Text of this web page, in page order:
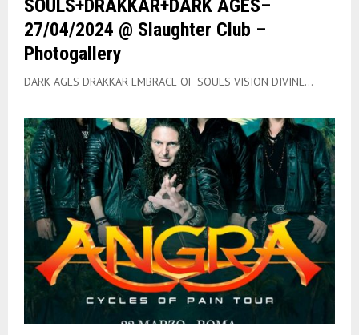
SOULS+DRAKKAR+DARK AGES–
27/04/2024 @ Slaughter Club –
Photogallery
DARK AGES DRAKKAR EMBRACE OF SOULS VISION DIVINE...